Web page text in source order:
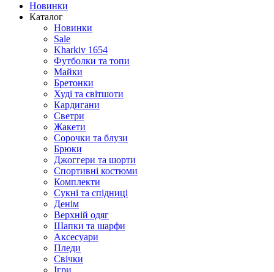
Новинки
Каталог
Новинки
Sale
Kharkiv 1654
Футболки та топи
Майки
Бретонки
Худі та світшоти
Кардигани
Светри
Жакети
Сорочки та блузи
Брюки
Джоггери та шорти
Спортивні костюми
Комплекти
Сукні та спідниці
Денім
Верхній одяг
Шапки та шарфи
Аксесуари
Пледи
Свічки
Ігри